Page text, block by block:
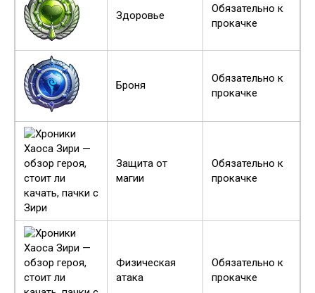
Здоровье
Обязательно к
прокачке
Броня
Обязательно к
прокачке
Защита от
магии
Обязательно к
прокачке
Физическая
атака
Обязательно к
прокачке